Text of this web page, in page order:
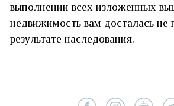
выполнении всех изложенных
недвижимость вам досталась не
результате наследования.